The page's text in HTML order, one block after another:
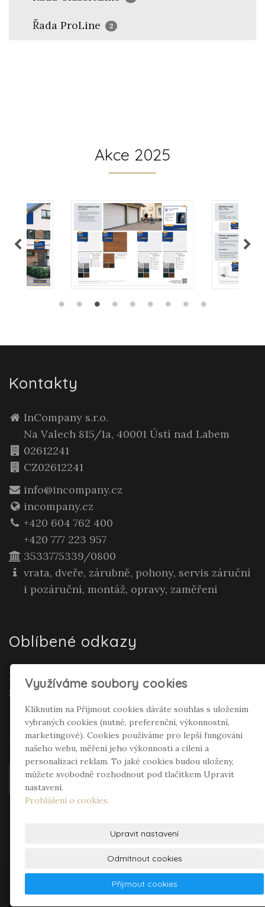
Řada ProLine 2
Akce 2025
Kontakty
InCompany s.r.o.
Na Valech 815/1a, 40001 Ústí nad Labem
02612241
CZ02612241
info@incompany.cz
incompany.cz
+420 604 762 400
+420 777 223 957
3533775339/0800
vrata, dveře, zárubně, pohony, servis záruční
i pozáruční, montáž, opravy, zaměření
Oblíbené odkazy
Realitní makléř Gepard Renata Polívková
Seifertová
Sociální sítě
© 2026 InCompany s.r.o. – DVEŘE a VRATA -
prodej, montáž a servis| Mapa webu
Využíváme soubory cookies
Kliknutím na Přijmout cookies dáváte souhlas s uložením
vybraných cookies (nutné, preferenční, výkonnostní,
marketingové). Cookies používáme pro lepší fungování
našeho webu, měření jeho výkonnosti a cílení a
personalizaci reklam. To jaké cookies budou uloženy,
můžete svobodně rozhodnout pod tlačítkem Upravit
nastavení.
Prohlášení o cookies.
Upravit nastavení
Odmítnout cookies
Přijmout cookies